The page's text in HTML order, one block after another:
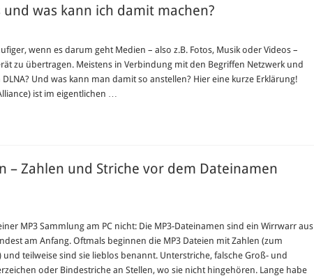
und was kann ich damit machen?
wenn es darum geht Medien – also z.B. Fotos, Musik oder Videos –
zu übertragen. Meistens in Verbindung mit den Begriffen Netzwerk und
DLNA? Und was kann man damit so anstellen? Hier eine kurze Erklärung!
ist im eigentlichen …
– Zahlen und Striche vor dem Dateinamen
MP3 Sammlung am PC nicht: Die MP3-Dateinamen sind ein Wirrwarr aus
am Anfang. Oftmals beginnen die MP3 Dateien mit Zahlen (zum
teilweise sind sie lieblos benannt. Unterstriche, falsche Groß- und
oder Bindestriche an Stellen, wo sie nicht hingehören. Lange habe